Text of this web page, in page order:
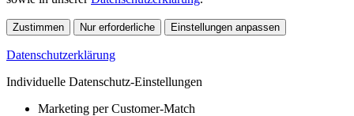
Zustimmen Nur erforderliche Einstellungen anpassen
Datenschutzerklärung
Individuelle Datenschutz-Einstellungen
Marketing per Customer-Match